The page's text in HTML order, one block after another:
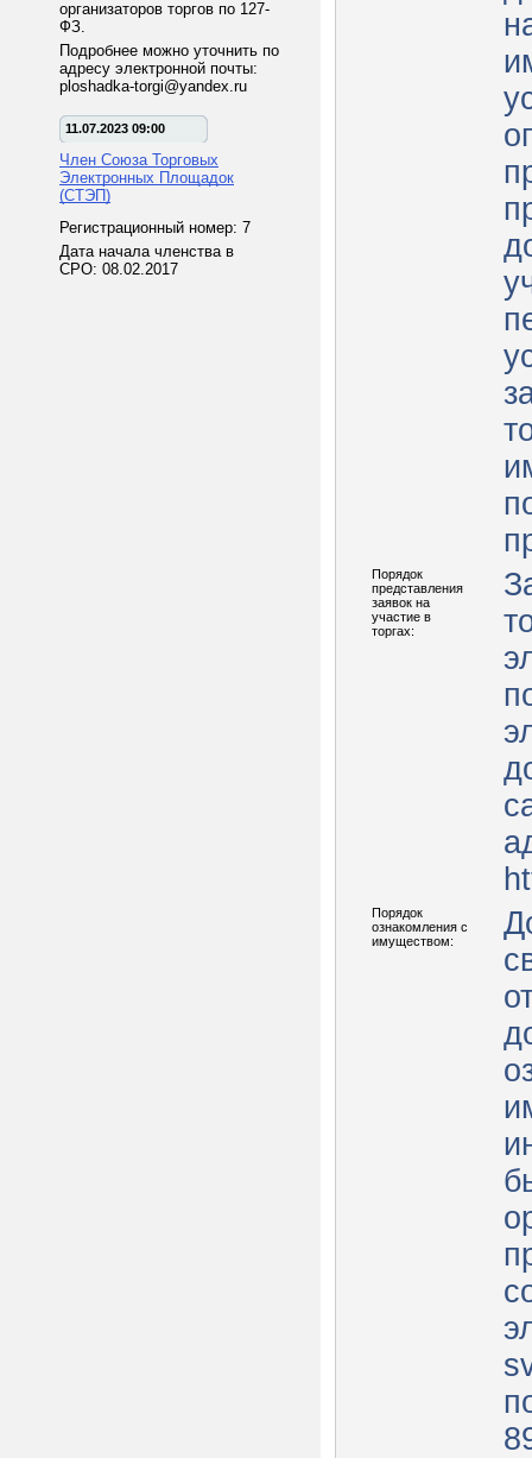
организаторов торгов по 127-
ФЗ.
Подробнее можно уточнить по
адресу электронной почты:
ploshadka-torgi@yandex.ru
11.07.2023 09:00
Член Союза Торговых
Электронных Площадок
(СТЭП)
Регистрационный номер: 7
Дата начала членства в
СРО: 08.02.2017
Порядок
представления
заявок на
участие в
торгах:
Порядок
ознакомления с
имуществом: